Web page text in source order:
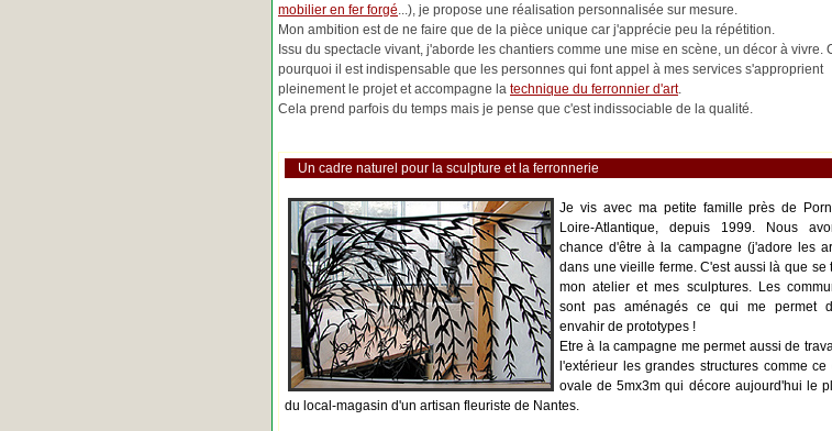
mobilier en fer forgé...), je propose une réalisation personnalisée sur mesure.
Mon ambition est de ne faire que de la pièce unique car j'apprécie peu la répétition.
Issu du spectacle vivant, j'aborde les chantiers comme une mise en scène, un décor à vivre.
pourquoi il est indispensable que les personnes qui font appel à mes services s'approprient
pleinement le projet et accompagne la technique du ferronnier d'art.
Cela prend parfois du temps mais je pense que c'est indissociable de la qualité.
Un cadre naturel pour la sculpture et la ferronnerie
Je vis avec ma petite famille près de
Loire-Atlantique, depuis 1999. Nous
chance d'être à la campagne (j'adore les
dans une vieille ferme. C'est aussi là que se
mon atelier et mes sculptures. Les
sont pas aménagés ce qui me permet
envahir de prototypes !
Etre à la campagne me permet aussi de
l'extérieur les grandes structures comme ce
ovale de 5mx3m qui décore aujourd'hui le
du local-magasin d'un artisan fleuriste de Nantes.